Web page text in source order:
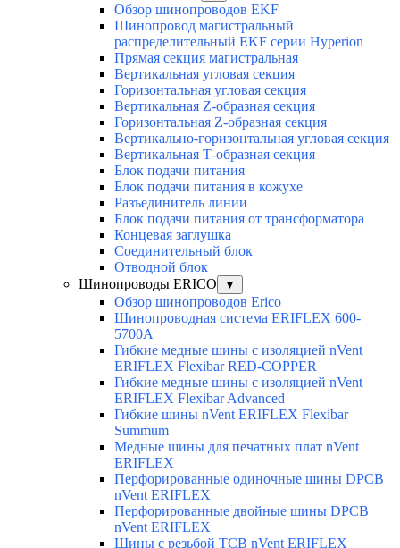
Обзор шинопроводов EKF
Шинопровод магистральный
распределительный EKF серии Hyperion
Прямая секция магистральная
Вертикальная угловая секция
Горизонтальная угловая секция
Вертикальная Z-образная секция
Горизонтальная Z-образная секция
Вертикально-горизонтальная угловая секция
Вертикальная Т-образная секция
Блок подачи питания
Блок подачи питания в кожухе
Разъединитель линии
Блок подачи питания от трансформатора
Концевая заглушка
Соединительный блок
Отводной блок
Шинопроводы ERICO
▼
Обзор шинопроводов Erico
Шинопроводная система ERIFLEX 600-
5700A
Гибкие медные шины с изоляцией nVent
ERIFLEX Flexibar RED-COPPER
Гибкие медные шины с изоляцией nVent
ERIFLEX Flexibar Advanced
Гибкие шины nVent ERIFLEX Flexibar
Summum
Медные шины для печатных плат nVent
ERIFLEX
Перфорированные одиночные шины DPCB
nVent ERIFLEX
Перфорированные двойные шины DPCB
nVent ERIFLEX
Шины с резьбой TCB nVent ERIFLEX